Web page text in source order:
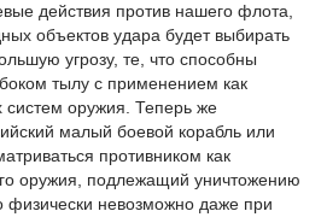
действия против нашего флота,
объектов удара будет выбирать
угрозу, те, что способны
тылу с применением как
оружия. Теперь же
малый боевой корабль или
противником как
оружия, подлежащий уничтожению
физически невозможно даже при